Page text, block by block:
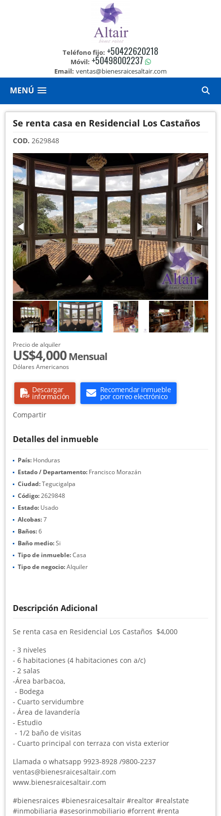
Teléfono fijo: +50422620218
Móvil: +50498002237
Email: ventas@bienesraicesaltair.com
MENÚ
Se renta casa en Residencial Los Castaños
COD. 2629848
Precio de alquiler
US$4,000Mensual
Dólares Americanos
Descargar
información
Recomendar inmueble
por correo electrónico
Compartir
Detalles del inmueble
País: Honduras
Estado / Departamento: Francisco Morazán
Ciudad:Tegucigalpa
Código:2629848
Estado: Usado
Alcobas:7
Baños:6
Baño medio:Si
Tipo de inmueble:Casa
Tipo de negocio:Alquiler
Descripción Adicional
Se renta casa en Residencial Los Castaños $4,000
- 3 niveles
- 6 habitaciones (4 habitaciones con a/c)
- 2 salas
-Área barbacoa,
- Bodega
- Cuarto servidumbre
- Área de lavandería
- Estudio
- 1/2 baño de visitas
- Cuarto principal con terraza con vista exterior
Llamada o whatsapp 9923-8928 /9800-2237
ventas@bienesraicesaltair.com
www.bienesraicesaltair.com
#bienesraices #bienesraicesaltair #realtor #realstate
#inmobiliaria #asesorinmobiliario #forrent #renta